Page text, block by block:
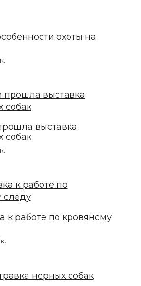
охоты на
выставка
собак
к работе по кровяному